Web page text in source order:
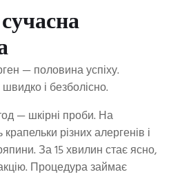
— половина успіху.
і безболісно.
— шкірні проби. На
різних алергенів і
За 15 хвилин стає ясно,
Процедура займає